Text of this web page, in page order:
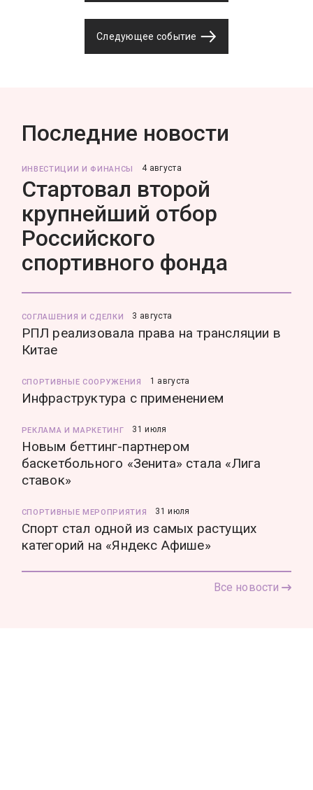
Следующее событие
Последние новости
ИНВЕСТИЦИИ И ФИНАНСЫ 4 августа
Стартовал второй
крупнейший отбор
Российского
спортивного фонда
СОГЛАШЕНИЯ И СДЕЛКИ 3 августа
РПЛ реализовала права на трансляции в
Китае
СПОРТИВНЫЕ СООРУЖЕНИЯ 1 августа
Инфраструктура с применением
РЕКЛАМА И МАРКЕТИНГ 31 июля
Новым беттинг-партнером
баскетбольного «Зенита» стала «Лига
ставок»
СПОРТИВНЫЕ МЕРОПРИЯТИЯ 31 июля
Спорт стал одной из самых растущих
категорий на «Яндекс Афише»
Все новости